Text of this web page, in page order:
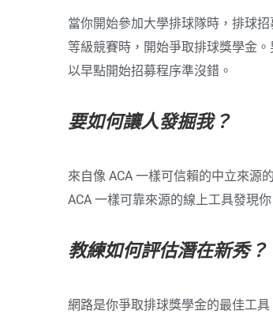
當你開始參加大學排球隊時，排球
等級競賽時，開始爭取排球獎學金
以早點開始招募程序準沒錯。
要如何讓人發掘我？
來自像 ACA 一樣可信賴的中立來源
ACA 一樣可靠來源的線上工具發現
教練如何評估潛在新秀？
網路是你爭取排球獎學金的最佳工